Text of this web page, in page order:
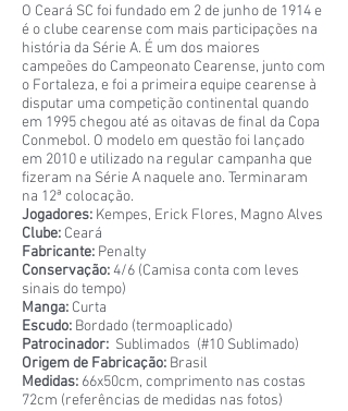
O Ceará SC foi fundado em 2 de junho de 1914 e
é o clube cearense com mais participações na
história da Série A. É um dos maiores
campeões do Campeonato Cearense, junto com
o Fortaleza, e foi a primeira equipe cearense à
disputar uma competição continental quando
em 1995 chegou até as oitavas de final da Copa
Conmebol. O modelo em questão foi lançado
em 2010 e utilizado na regular campanha que
fizeram na Série A naquele ano. Terminaram
na 12ª colocação.
Jogadores: Kempes, Erick Flores, Magno Alves
Clube: Ceará
Fabricante: Penalty
Conservação:4/6 (Camisa conta com leves
sinais do tempo)
Manga: Curta
Escudo: Bordado (termoaplicado)
Patrocinador: Sublimados (#10 Sublimado)
Origem de Fabricação: Brasil
Medidas: 66x50cm, comprimento nas costas
72cm (referências de medidas nas fotos)